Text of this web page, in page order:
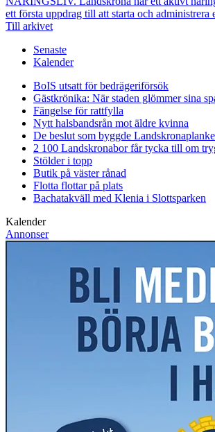
ett första uppdrag till att starta och
Till arkivet
Senaste
Kalender
BoIS utsatt för bedrägeriförsök
Gästkrönika: När staden glömmer sina
Fängelse för rattfylla
Nytt halsbandsrån mot äldre kvinna
De beslut som byggde Landskrona
2 100 Landskronabor får tycka till om
Stölder i topp
Butik på väster rånad
Flotta flottar på plats
Bachatakväll med Klenia i Slottsparken
Kalender
Annonser